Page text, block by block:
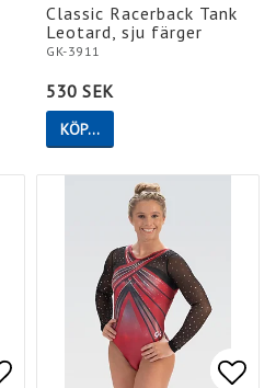
Classic Racerback Tank
Leotard, sju färger
GK-3911
530 SEK
KÖP…